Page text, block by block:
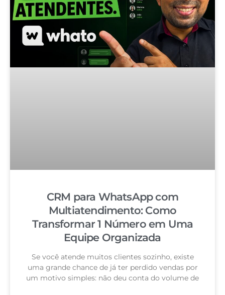
CRM para WhatsApp com
Multiatendimento: Como
Transformar 1 Número em Uma
Equipe Organizada
Se você atende muitos clientes sozinho, existe
uma grande chance de já ter perdido vendas por
um motivo simples: não deu conta do volume de